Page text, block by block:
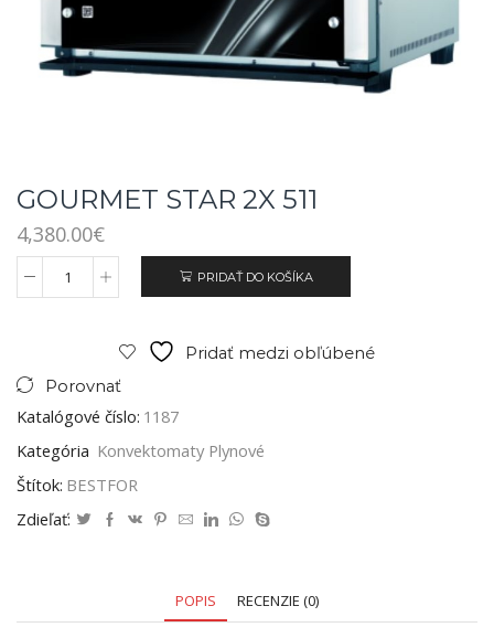
GOURMET STAR 2X 511
4,380.00€
PRIDAŤ DO KOŠÍKA
Pridať medzi obľúbené
Porovnať
Katalógové číslo: 1187
Kategória Konvektomaty Plynové
Štítok: BESTFOR
Zdieľať:
POPIS RECENZIE (0)